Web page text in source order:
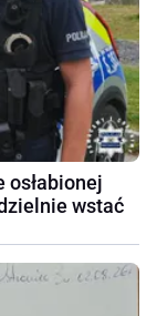
osłabionej
wstać